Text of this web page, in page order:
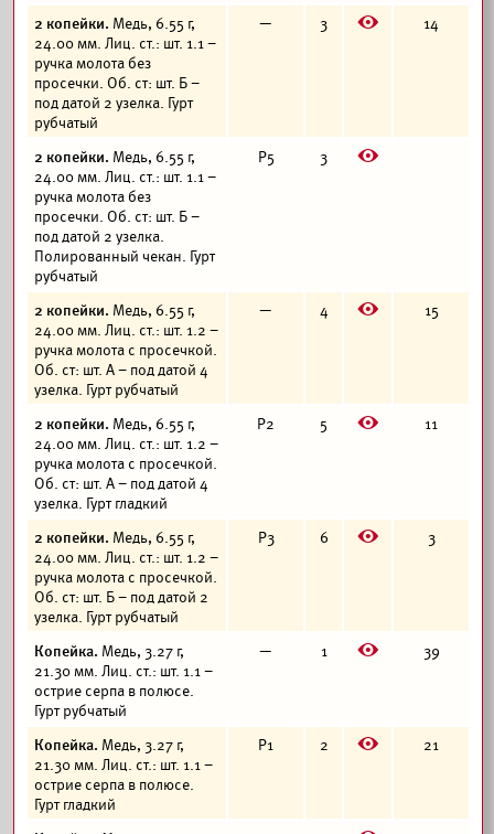
2 копейки. Медь, 6.55 г,
24.00 мм. Лиц. ст.: шт. 1.1 –
ручка молота без
просечки. Об. ст: шт. Б –
под датой 2 узелка. Гурт
рубчатый
— 3 E 14
2 копейки. Медь, 6.55 г,
24.00 мм. Лиц. ст.: шт. 1.1 –
ручка молота без
просечки. Об. ст: шт. Б –
под датой 2 узелка.
Полированный чекан. Гурт
рубчатый
Р5 3 E
2 копейки. Медь, 6.55 г,
24.00 мм. Лиц. ст.: шт. 1.2 –
ручка молота с просечкой.
Об. ст: шт. А – под датой 4
узелка. Гурт рубчатый
— 4 E 15
2 копейки. Медь, 6.55 г,
24.00 мм. Лиц. ст.: шт. 1.2 –
ручка молота с просечкой.
Об. ст: шт. А – под датой 4
узелка. Гурт гладкий
Р2 5 E 11
2 копейки. Медь, 6.55 г,
24.00 мм. Лиц. ст.: шт. 1.2 –
ручка молота с просечкой.
Об. ст: шт. Б – под датой 2
узелка. Гурт рубчатый
Р3 6 E 3
Копейка. Медь, 3.27 г,
21.30 мм. Лиц. ст.: шт. 1.1 –
острие серпа в полюсе.
Гурт рубчатый
— 1 E 39
Копейка. Медь, 3.27 г,
21.30 мм. Лиц. ст.: шт. 1.1 –
острие серпа в полюсе.
Гурт гладкий
Р1 2 E 21